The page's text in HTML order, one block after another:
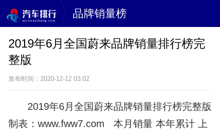
品牌销量榜
2019年6月全国蔚来品牌销量排行榜完
整版
发布时间：2020-12-12 03:02
2019年6月全国蔚来品牌销量排行榜完整版
制表：www.fww7.com 本月销量 本年累计 上